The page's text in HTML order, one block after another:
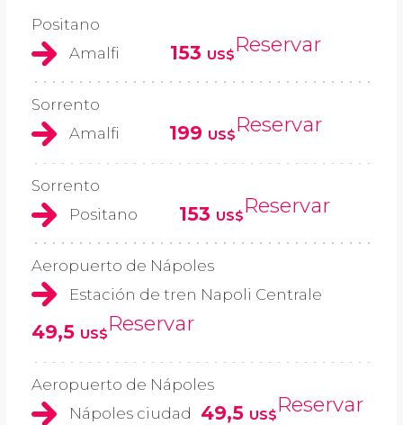
Positano
Amalfi
153 US$Reservar
Sorrento
Amalfi
199 US$Reservar
Sorrento
Positano
153 US$Reservar
Aeropuerto de Nápoles
Estación de tren Napoli Centrale
49,5 US$Reservar
Aeropuerto de Nápoles
Nápoles ciudad
49,5 US$Reservar